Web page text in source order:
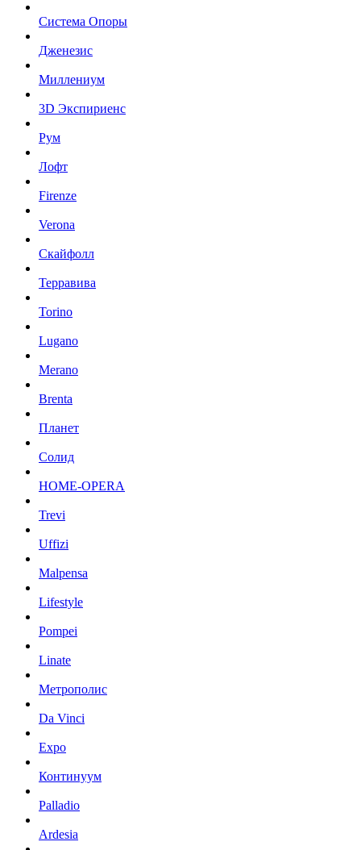
Система Опоры
Дженезис
Миллениум
3D Экспириенс
Рум
Лофт
Firenze
Verona
Скайфолл
Терравива
Torino
Lugano
Merano
Brenta
Планет
Солид
HOME-OPERA
Trevi
Uffizi
Malpensa
Lifestyle
Pompei
Linate
Метрополис
Da Vinci
Expo
Континуум
Palladio
Ardesia